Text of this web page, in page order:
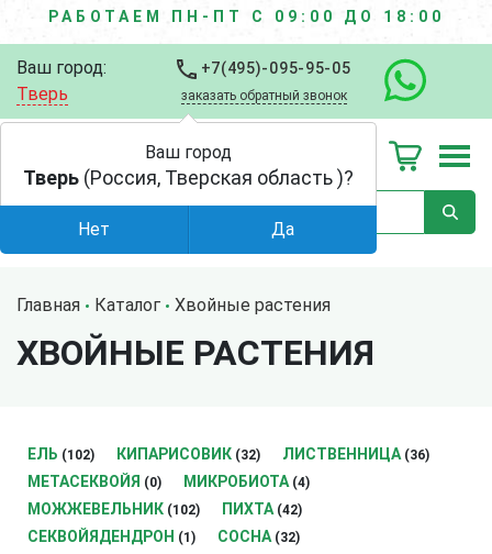
РАБОТАЕМ ПН-ПТ С 09:00 ДО 18:00
Ваш город:
Тверь
+7(495)-095-95-05
заказать обратный звонок
Главная Каталог Хвойные растения
ХВОЙНЫЕ РАСТЕНИЯ
ЕЛЬ (102) КИПАРИСОВИК (32) ЛИСТВЕННИЦА (36)
МЕТАСЕКВОЙЯ (0) МИКРОБИОТА (4)
МОЖЖЕВЕЛЬНИК (102) ПИХТА (42)
СЕКВОЙЯДЕНДРОН (1) СОСНА (32)
Ваш город
Тверь (Россия, Тверская область )?
Нет Да